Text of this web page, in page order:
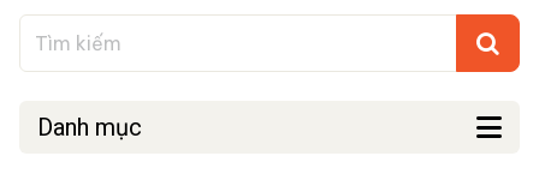
Danh mục